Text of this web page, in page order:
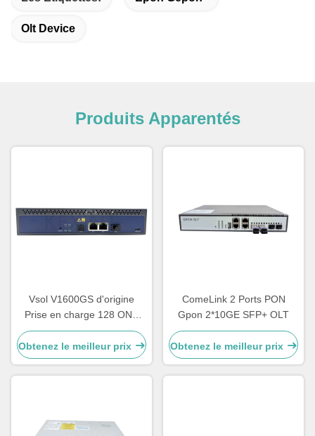
Olt Device
Produits Apparentés
Vsol V1600GS d'origine
Prise en charge 128 ONU
10GE PON Mini OLT 1 Port
VSOL OLT GPON OLT
Obtenez le meilleur prix
ComeLink 2 Ports PON
Gpon 2*10GE SFP+ OLT
Obtenez le meilleur prix